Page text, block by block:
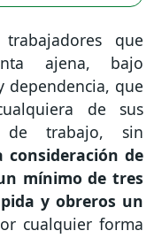
que
ajena, bajo
dependencia, que
de sus
de trabajo, sin
consideración de
mínimo de tres
y obreros un
cualquier forma